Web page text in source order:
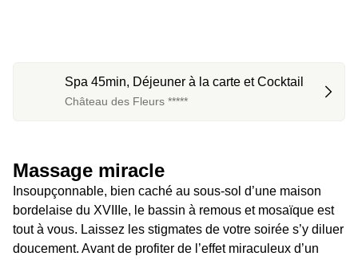
Spa 45min, Déjeuner à la carte et Cocktail
Château des Fleurs *****
Massage miracle
Insoupçonnable, bien caché au sous-sol d’une maison
bordelaise du XVIIIe, le bassin à remous et mosaïque est
tout à vous. Laissez les stigmates de votre soirée s’y diluer
doucement. Avant de profiter de l’effet miraculeux d’un